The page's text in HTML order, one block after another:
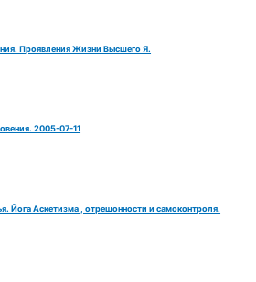
Проявления Жизни Высшего Я.
2005-07-11
Йога Аскетизма , отрешонности и самоконтроля.